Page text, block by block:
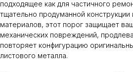
подходящее как для частичного
тщательно продуманной
материалов, этот порог защищает
механических повреждений,
повторяет конфигурацию
листового металла.